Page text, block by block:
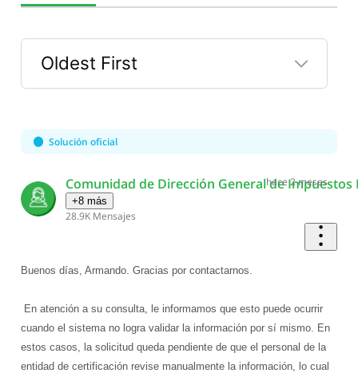
Oldest First
Selected
First
Solución oficial
Comunidad de Dirección General de
+8 más
28.9K Mensajes
hace 2 meses
Buenos días, Armando. Gracias por contactarnos.
En atención a su consulta, le informamos que esto puede ocurrir
cuando el sistema no logra validar la información por sí mismo. En
estos casos, la solicitud queda pendiente de que el personal de la
entidad de certificación revise manualmente la información, lo cual